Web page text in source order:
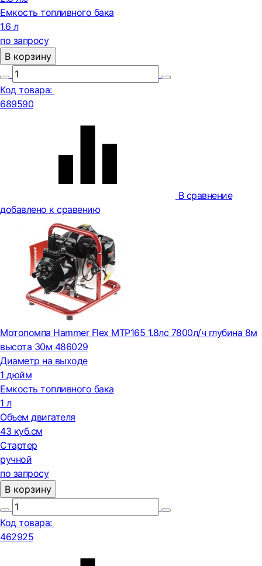
Емкость топливного бака
1.6 л
по запросу
В корзину
Код товара:
689590
В сравнение
добавлено к сравению
Мотопомпа Hammer Flex MTP165 1.8лс 7800л/ч глубина 8м
высота 30м 486029
Диаметр на выходе
1 дюйм
Емкость топливного бака
1 л
Объем двигателя
43 куб.см
Стартер
ручной
по запросу
В корзину
Код товара:
462925